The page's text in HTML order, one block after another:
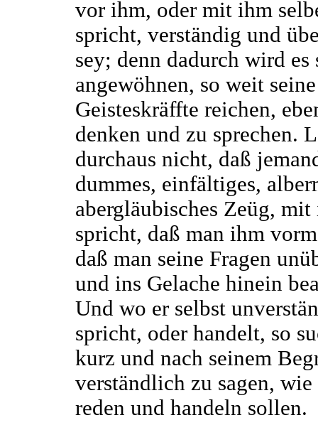
vor ihm, oder mit ihm
spricht, verständig und
sey; denn dadurch wird es
angewöhnen, so weit seine
Geisteskräffte reichen,
denken und zu sprechen.
durchaus nicht, daß
dummes, einfältiges,
abergläubisches Zeüg,
spricht, daß man ihm
daß man seine Fragen
und ins Gelache hinein
Und wo er selbst
spricht, oder handelt, so
kurz und nach seinem
verständlich zu sagen, wie
reden und handeln sollen.